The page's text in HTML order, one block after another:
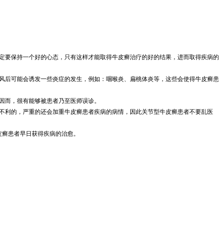
保持一个好的心态，只有这样才能取得牛皮癣治疗的好的结果，进而取得疾病的
可能会诱发一些炎症的发生，例如：咽喉炎、扁桃体炎等，这些会使得牛皮癣患
，很有能够被患者乃至医师误诊。
的，严重的还会加重牛皮癣患者疾病的病情，因此关节型牛皮癣患者不要乱医
患者早日获得疾病的治愈。